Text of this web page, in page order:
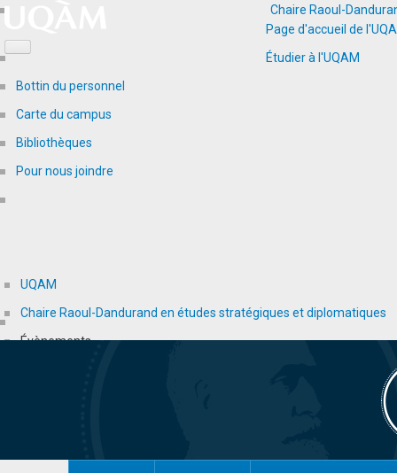
Chaire Raoul-
Page d'accueil de
Étudier à l'UQAM
Bottin du personnel
Carte du campus
Bibliothèques
Pour nous joindre
UQAM
Chaire Raoul-Dandurand en études stratégiques et diplomatiques
Évènements